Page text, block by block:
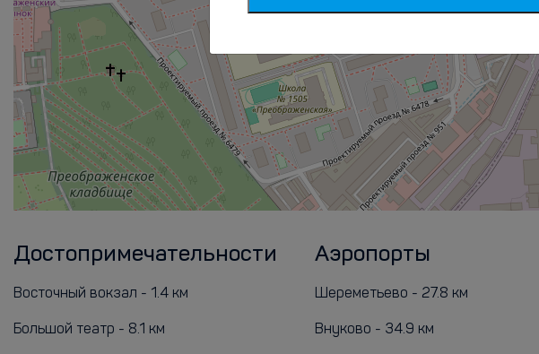
Достопримечательности
Восточный вокзал - 1.4 км
Большой театр - 8.1 км
Аэропорты
Шереметьево - 27.8 км
Внуково - 34.9 км